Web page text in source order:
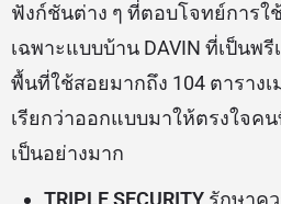
ฟังก์ชันต่าง ๆ ที่ตอบโจทย์การใ
เฉพาะแบบบ้าน DAVIN ที่เป็นพ
พื้นที่ใช้สอยมากถึง 104 ตาราง
เรียกว่าออกแบบมาให้ตรงใจค
เป็นอย่างมาก